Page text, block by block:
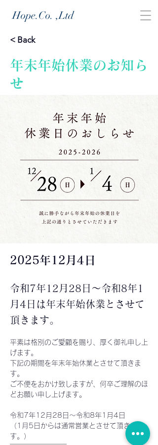
Hope.Co. ,Ltd
< Back
年末年始休業のお知ら
せ
2025年12月4日
令和7年12月28日〜令和8年1
月4日は年末年始休業とさせて
頂きます。
平素は格別のご愛顧を賜り、厚く御礼申し上
げます。
下記の期間を年末年始休業とさせて頂きま
す。
ご不便をおかけ致しますが、何卒ご理解のほ
どお願い申し上げます。
令和7年12月28日〜令和8年1月4日
（1月5日からは通常営業とさせて頂きま
す。）